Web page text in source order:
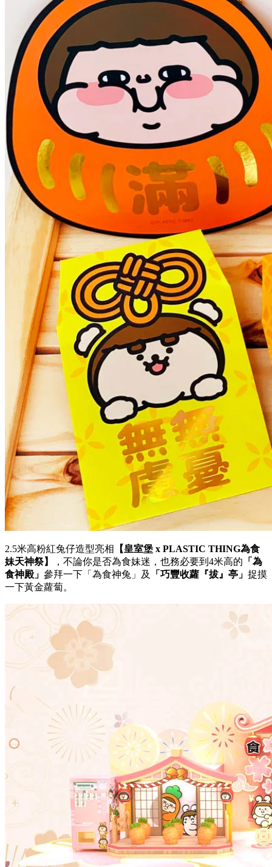
2.5米高粉紅兔仔造型亮相 【皇室堡 x PLASTIC THING為食
妹天神祭】
，不論你是否為食妹迷，也務必要到4米高的 「 為
食神殿」 參拜一下「為食神兔」及 「巧豐收蘿 『拔 』 亭」 捉摸
一下黃金蘿蔔。